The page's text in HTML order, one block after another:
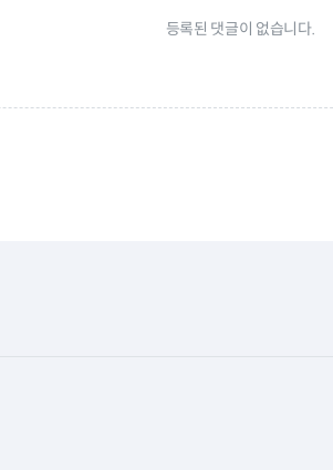
등록된 댓글이 없습니다.